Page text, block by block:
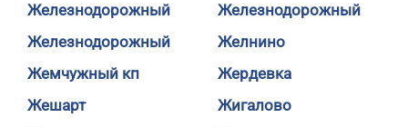
Железнодорожный
Железнодорожный
Железнодорожный
Желнино
Жемчужный кп
Жердевка
Жешарт
Жигалово